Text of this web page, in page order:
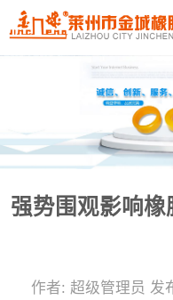
强势围观影响
作者: 超级管理员 发